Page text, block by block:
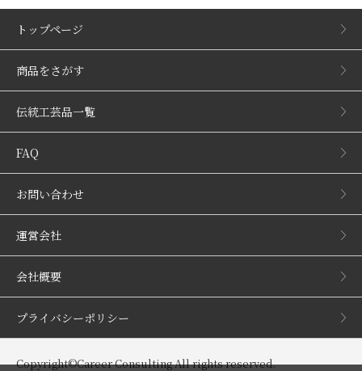
トップページ
商品をさがす
伝統工芸品一覧
FAQ
お問い合わせ
運営会社
会社概要
プライバシーポリシー
Copyright©Career Consulting All rights reserved.